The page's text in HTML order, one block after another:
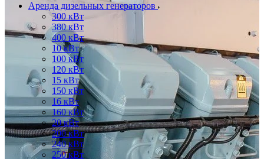
Аренда дизельных генераторов
300 кВт
380 кВт
400 кВт
10 кВт
100 кВт
120 кВт
15 кВт
150 кВт
16 кВт
160 кВт
20 кВт
200 кВт
240 кВт
250 кВт